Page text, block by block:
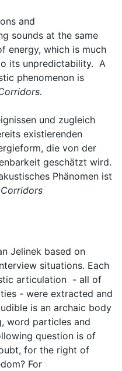
and
sounds at the same
energy, which is much
its unpredictability. A
phenomenon is
und zugleich
existierenden
die von der
geschätzt wird.
Phänomen ist
Jelinek based on
situations. Each
articulation - all of
- were extracted and
is an archaic body
word particles and
question is of
for the right of
For